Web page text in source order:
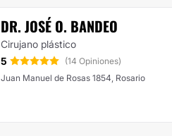
DR. JOSÉ O. BANDEO
Cirujano plástico
5
(14 Opiniones)
Juan Manuel de Rosas 1854, Rosario